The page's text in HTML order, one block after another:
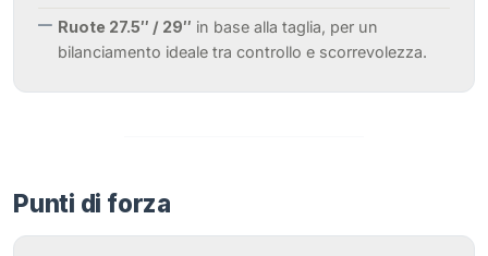
Ruote 27.5″ / 29″ in base alla taglia, per un
bilanciamento ideale tra controllo e scorrevolezza.
Punti di forza